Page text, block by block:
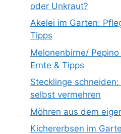
oder Unkraut?
Akelei im Garten:
Tipps
Melonenbirne/
Ernte & Tipps
Stecklinge
selbst vermehren
Möhren aus dem
Kichererbsen im